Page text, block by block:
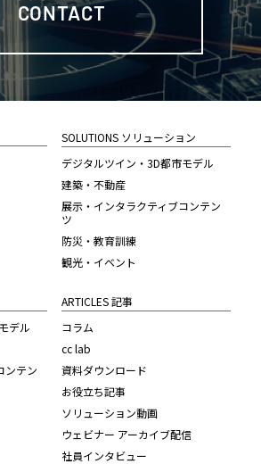
CONTACT
デル
ンテン
SOLUTIONS ソリューション
デジタルツイン・3D都市モデル
建築・不動産
展示・インタラクティブコンテン
ツ
防災・教育訓練
観光・イベント
ARTICLES 記事
コラム
cc lab
資料ダウンロード
お役立ち記事
ソリューション動画
ウェビナー アーカイブ配信
社員インタビュー